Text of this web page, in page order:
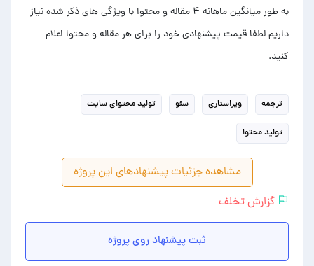
به طور میانگین ماهانه ۴ مقاله و محتوا با ویژگی های ذکر شده نیاز
داریم لطفا قیمت پیشنهادی خود را برای هر مقاله و محتوا اعلام
کنید.
ترجمه ویراستاری سئو تولید محتوای سایت
تولید محتوا
مشاهده جزئیات پیشنهادهای این پروژه
گزارش تخلف
ثبت پیشنهاد روی پروژه